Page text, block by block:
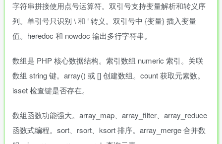
字符串拼接使用点号运算符。双引号支持变量解析和转义序
列。单引号只识别 \ 和 ‘ 转义。双引号中 {变量} 插入变量
值。heredoc 和 nowdoc 输出多行字符串。
数组是 PHP 核心数据结构。索引数组 numeric 索引。关联
数组 string 键。array() 或 [] 创建数组。count 获取元素数。
isset 检查键是否存在。
数组函数功能强大。array_map、array_filter、array_reduce
函数式编程。sort、rsort、ksort 排序。array_merge 合并数